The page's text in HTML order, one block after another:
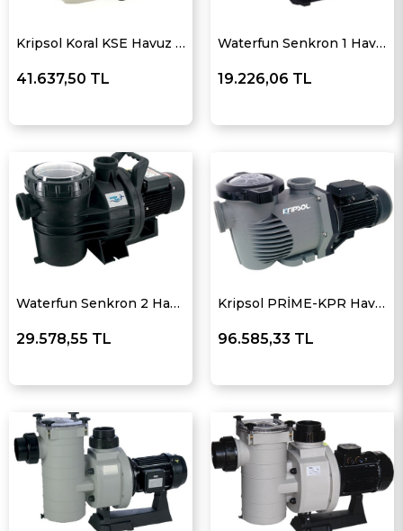
Kripsol Koral KSE Havuz Pompası
41.637,50 TL
Waterfun Senkron 1 Havuz Pompası
19.226,06 TL
Waterfun Senkron 2 Havuz Pompası
29.578,55 TL
Kripsol PRİME-KPR Havuz Pompası
96.585,33 TL